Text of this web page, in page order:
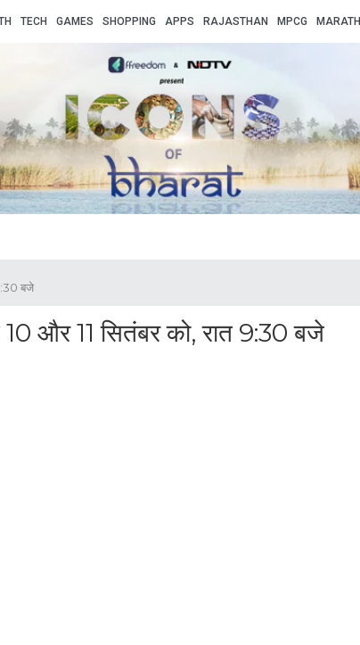
TECH GAMES SHOPPING APPS RAJASTHAN MPCG MARATHI
बजे
और 11 सितंबर को, रात 9:30 बजे